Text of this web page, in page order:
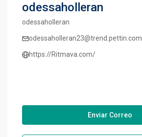
odessaholleran
odessaholleran
odessaholleran23@trend.pettin.com
https://Ritmava.com/
Enviar Correo